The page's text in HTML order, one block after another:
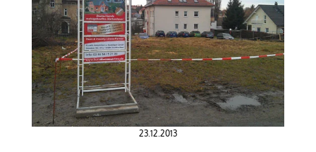
23.12.2013